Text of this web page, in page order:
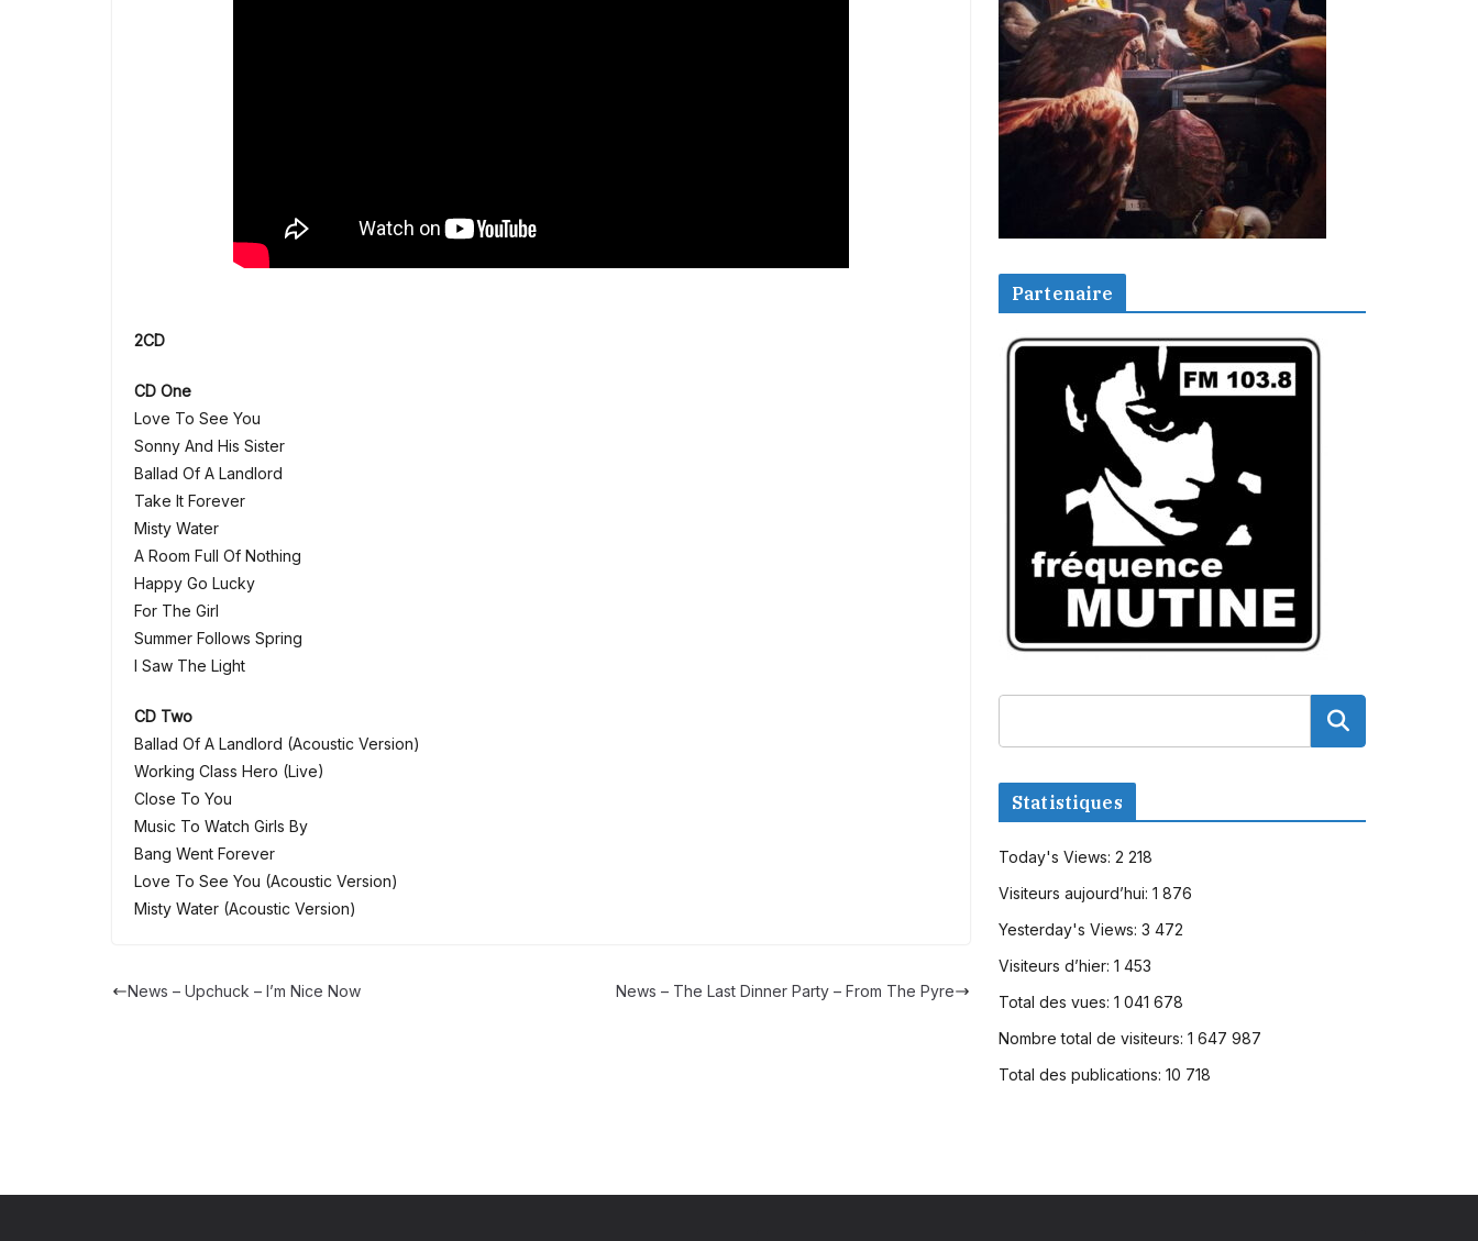
2CD
CD One
Love To See You
Sonny And His Sister
Ballad Of A Landlord
Take It Forever
Misty Water
A Room Full Of Nothing
Happy Go Lucky
For The Girl
Summer Follows Spring
I Saw The Light
CD Two
Ballad Of A Landlord (Acoustic Version)
Working Class Hero (Live)
Close To You
Music To Watch Girls By
Bang Went Forever
Love To See You (Acoustic Version)
Misty Water (Acoustic Version)
News – Upchuck – I’m Nice Now News – The Last Dinner Party – From The Pyre
Partenaire
Statistiques
Today's Views: 2 218
Visiteurs aujourd’hui: 1 876
Yesterday's Views: 3 472
Visiteurs d’hier: 1 453
Total des vues: 1 041 678
Nombre total de visiteurs: 1 647 987
Total des publications: 10 718